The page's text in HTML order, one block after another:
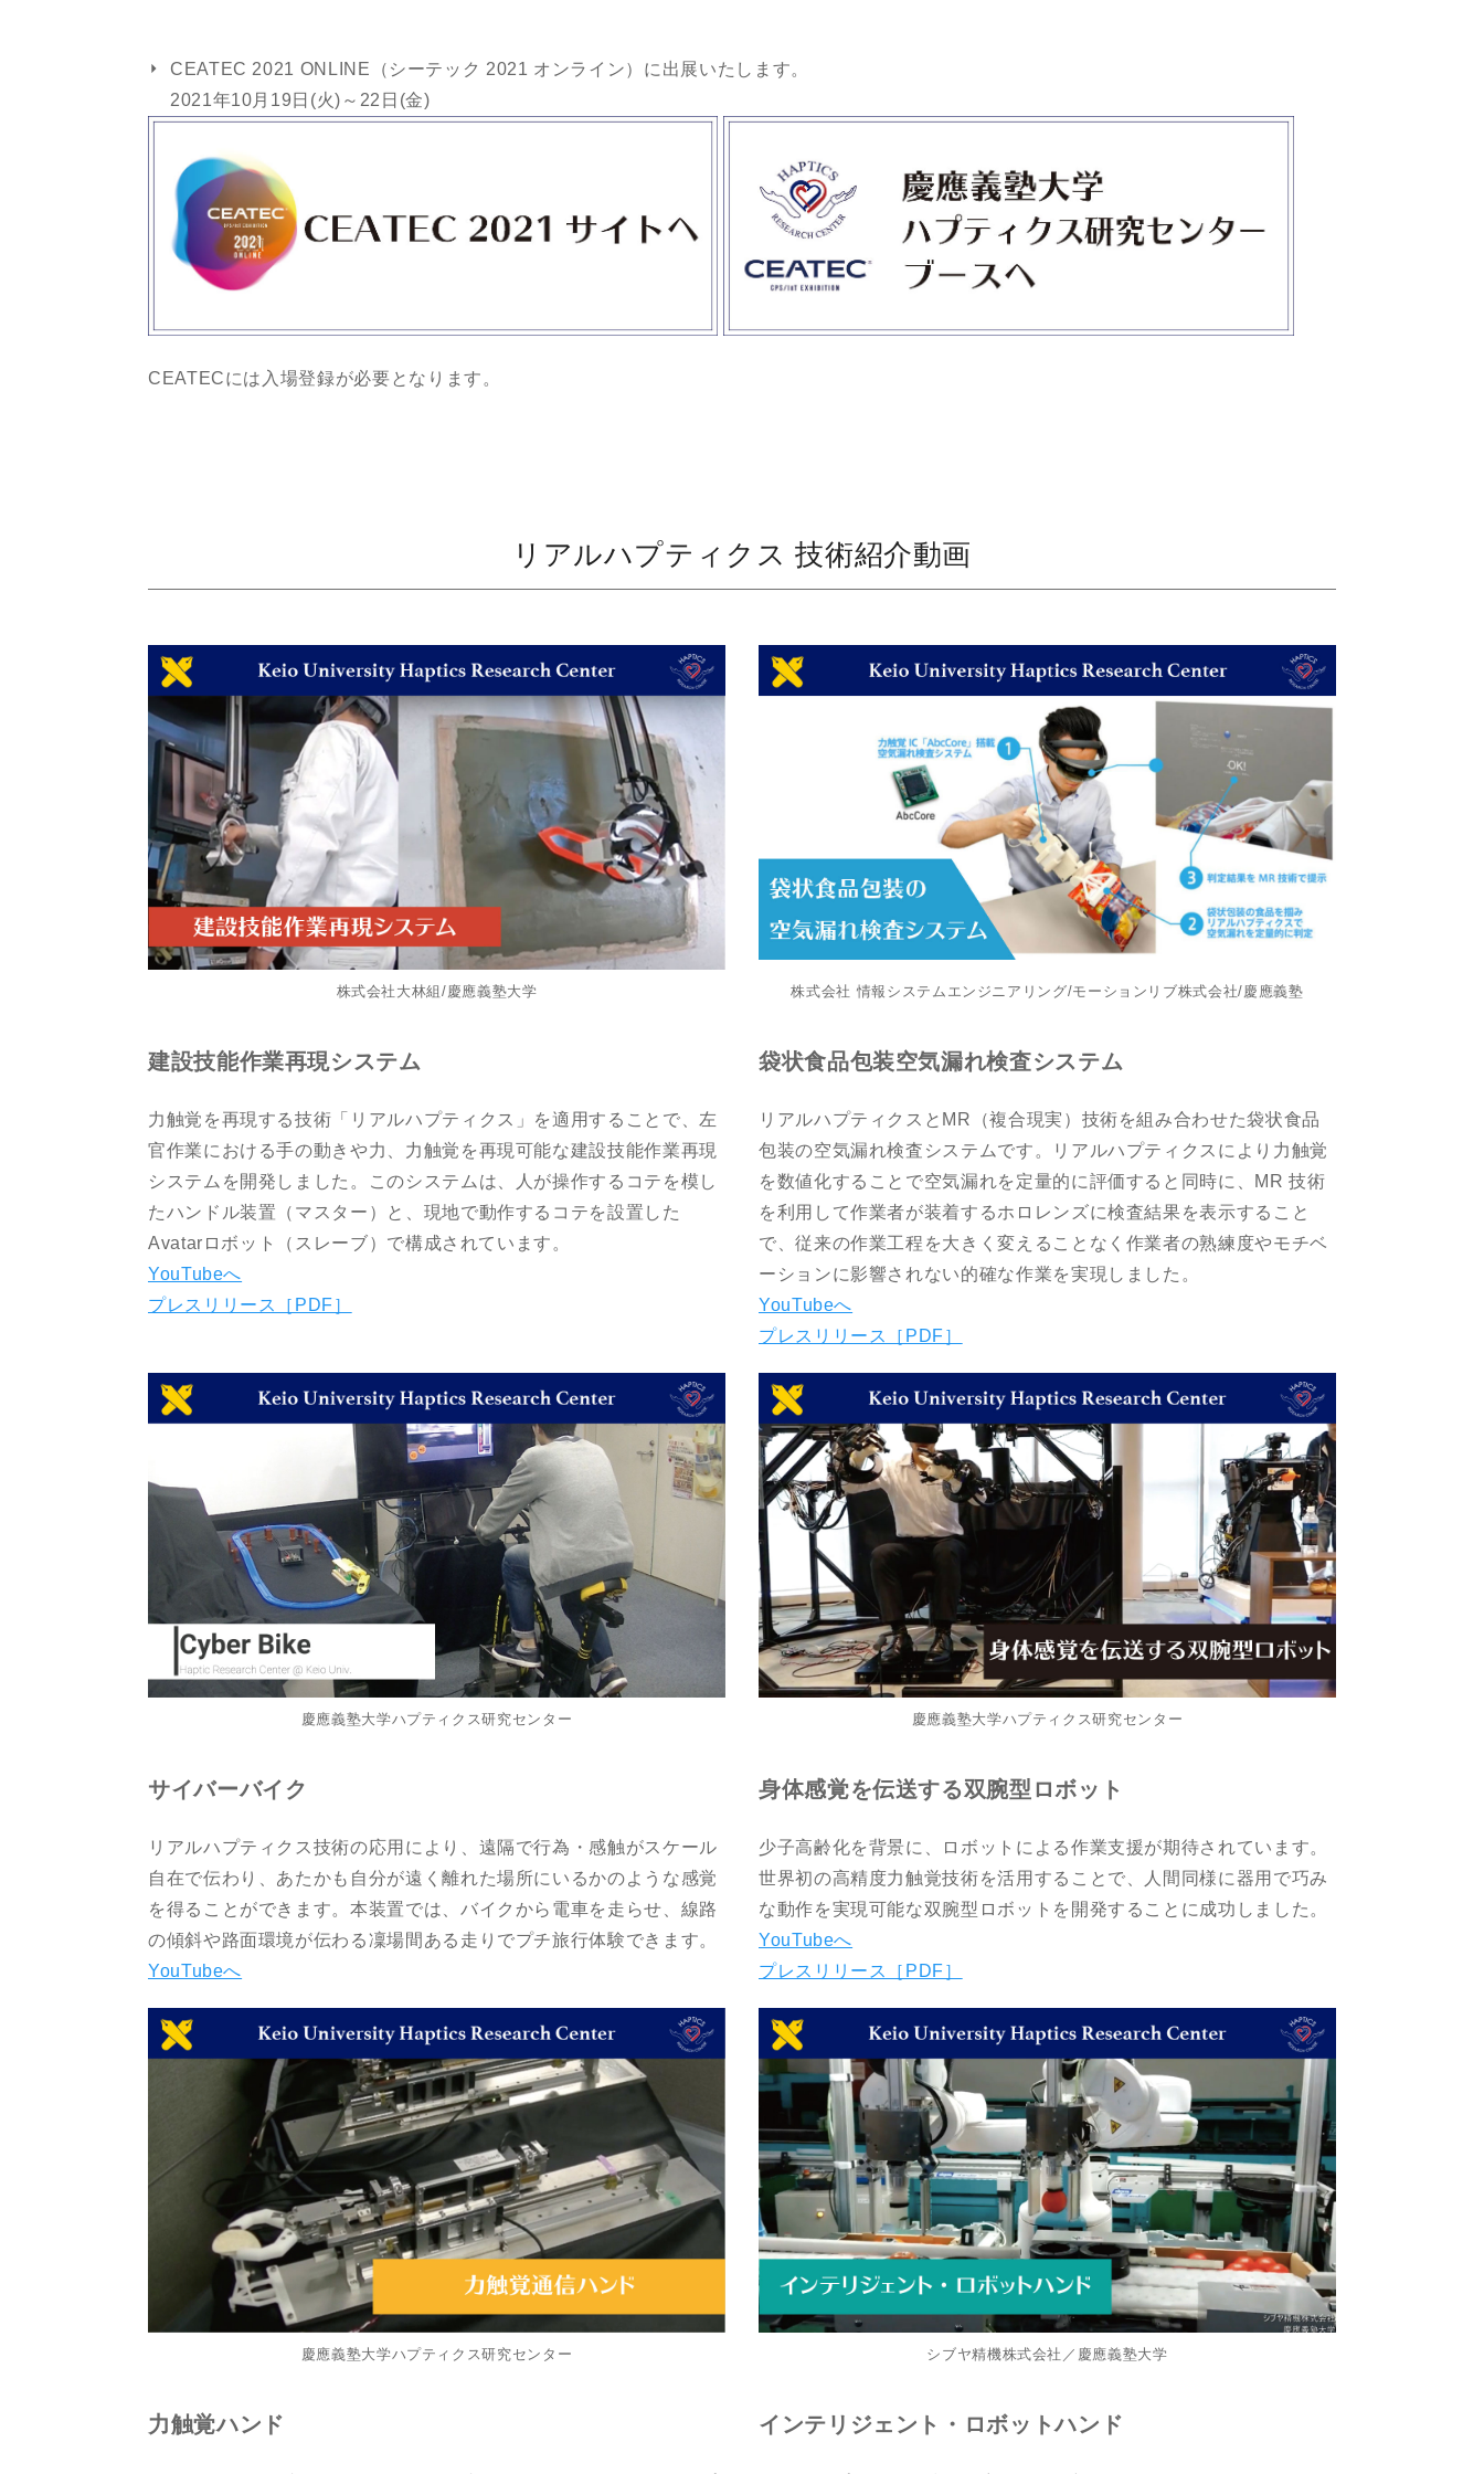
CEATEC 2021 ONLINE（シーテック 2021 オンライン）に出展いたします。
2021年10月19日(火)～22日(金)
CEATECには入場登録が必要となります。
リアルハプティクス 技術紹介動画
株式会社大林組/慶應義塾大学
建設技能作業再現システム
力触覚を再現する技術「リアルハプティクス」を適用することで、左
官作業における手の動きや力、力触覚を再現可能な建設技能作業再現
システムを開発しました。このシステムは、人が操作するコテを模し
たハンドル装置（マスター）と、現地で動作するコテを設置した
Avatarロボット（スレーブ）で構成されています。
YouTubeへ
プレスリリース［PDF］
株式会社 情報システムエンジニアリング/モーションリブ株式会社/慶應義塾
袋状食品包装空気漏れ検査システム
リアルハプティクスとMR（複合現実）技術を組み合わせた袋状食品
包装の空気漏れ検査システムです。リアルハプティクスにより力触覚
を数値化することで空気漏れを定量的に評価すると同時に、MR 技術
を利用して作業者が装着するホロレンズに検査結果を表示すること
で、従来の作業工程を大きく変えることなく作業者の熟練度やモチベ
ーションに影響されない的確な作業を実現しました。
YouTubeへ
プレスリリース［PDF］
慶應義塾大学ハプティクス研究センター
サイバーバイク
リアルハプティクス技術の応用により、遠隔で行為・感触がスケール
自在で伝わり、あたかも自分が遠く離れた場所にいるかのような感覚
を得ることができます。本装置では、バイクから電車を走らせ、線路
の傾斜や路面環境が伝わる凜場間ある走りでプチ旅行体験できます。
YouTubeへ
慶應義塾大学ハプティクス研究センター
身体感覚を伝送する双腕型ロボット
少子高齢化を背景に、ロボットによる作業支援が期待されています。
世界初の高精度力触覚技術を活用することで、人間同様に器用で巧み
な動作を実現可能な双腕型ロボットを開発することに成功しました。
YouTubeへ
プレスリリース［PDF］
慶應義塾大学ハプティクス研究センター
力触覚ハンド
シブヤ精機株式会社／慶應義塾大学
インテリジェント・ロボットハンド